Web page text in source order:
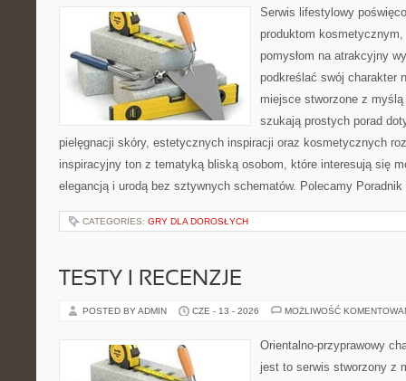
Serwis lifestylowy
produktom
pomysłom na atrakcyjny
podkreślać swój charakter
miejsce stworzone z
szukają prostych porad
pielęgnacji skóry, estetycznych inspiracji oraz kosmetycznych
inspiracyjny ton z tematyką bliską osobom, które interesują się
elegancją i urodą bez sztywnych schematów. Polecamy
CATEGORIES: GRY DLA DOROSŁYCH
TESTY I RECENZJE
POSTED BY ADMIN CZE - 13 - 2026 MOŻLIWOŚĆ
Orientalno-przyprawowy
jest to serwis stworzony z